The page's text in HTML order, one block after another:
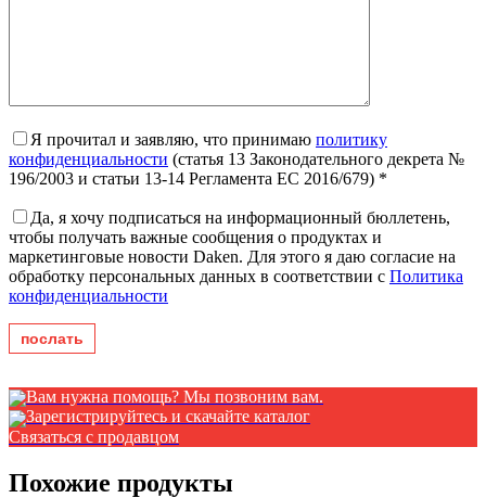
Я прочитал и заявляю, что принимаю политику
конфиденциальности (статья 13 Законодательного декрета №
196/2003 и статьи 13-14 Регламента ЕС 2016/679) *
Да, я хочу подписаться на информационный бюллетень,
чтобы получать важные сообщения о продуктах и ​​
маркетинговые новости Daken. Для этого я даю согласие на
обработку персональных данных в соответствии с Политика
конфиденциальности
Вам нужна помощь? Мы позвоним вам.
Зарегистрируйтесь и скачайте каталог
Связаться с продавцом
Похожие продукты